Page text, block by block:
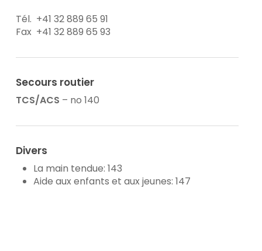
Tél. +41 32 889 65 91
Fax +41 32 889 65 93
Secours routier
TCS/ACS – no 140
Divers
La main tendue: 143
Aide aux enfants et aux jeunes: 147